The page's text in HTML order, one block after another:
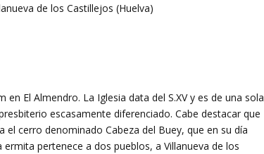
de los Castillejos (Huelva)
El Almendro. La Iglesia data del S.XV y es de una sola
escasamente diferenciado. Cabe destacar que
cerro denominado Cabeza del Buey, que en su día
pertenece a dos pueblos, a Villanueva de los